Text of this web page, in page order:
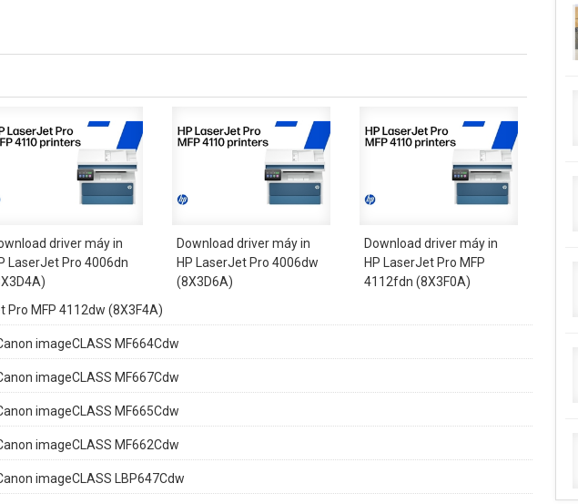
driver máy in
LaserJet Pro 4006dn
Download driver máy in
HP LaserJet Pro 4006dw
(8X3D6A)
Download driver máy in
HP LaserJet Pro MFP
4112fdn (8X3F0A)
Pro MFP 4112dw (8X3F4A)
imageCLASS MF664Cdw
imageCLASS MF667Cdw
imageCLASS MF665Cdw
imageCLASS MF662Cdw
imageCLASS LBP647Cdw